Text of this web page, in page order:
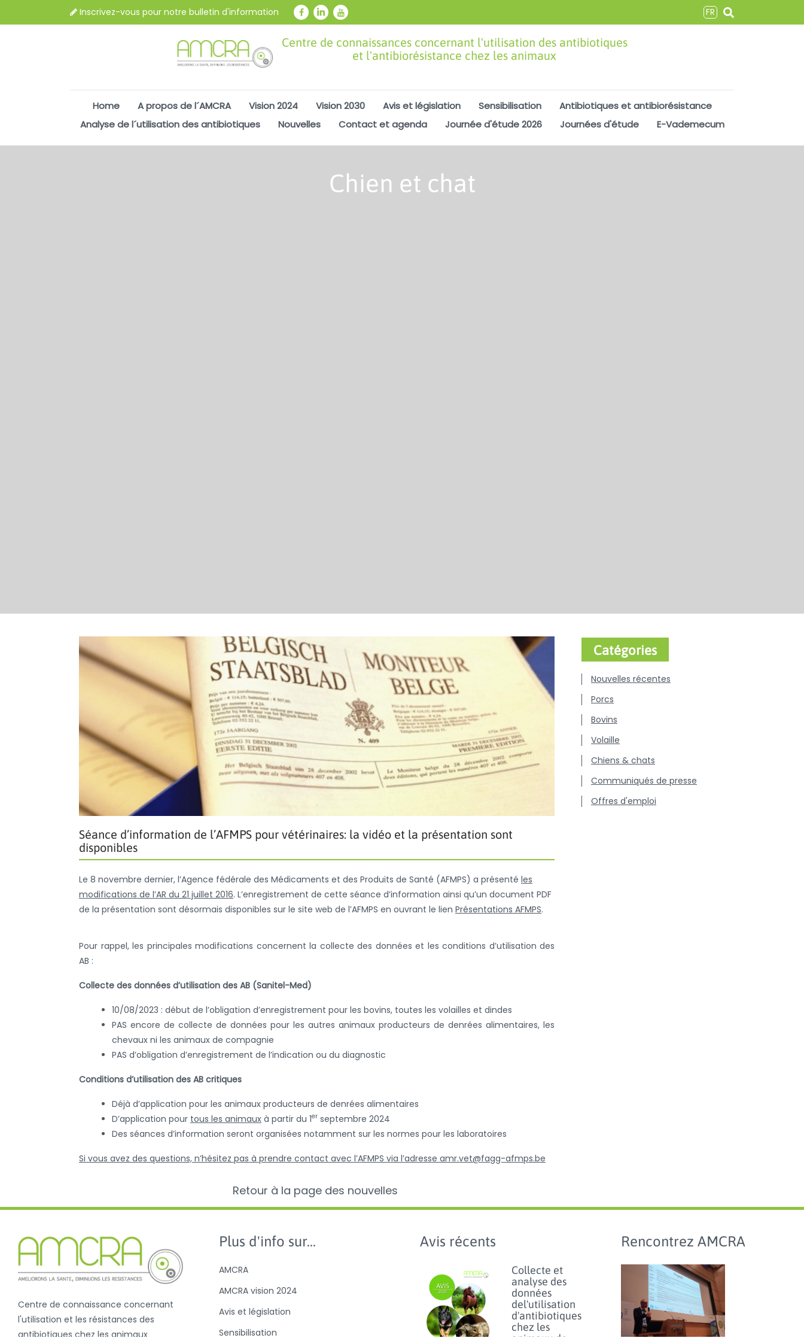
Inscrivez-vous pour notre bulletin d'information FR
Centre de connaissances concernant l'utilisation des antibiotiques
et l'antibiorésistance chez les animaux
Home A propos de l´AMCRA Vision 2024 Vision 2030 Avis et législation Sensibilisation
Antibiotiques et antibiorésistance
Analyse de l´utilisation des antibiotiques
Nouvelles Contact et agenda Journée d'étude 2026 Journées d'étude E-Vademecum
Chien et chat
Séance d’information de l’AFMPS pour vétérinaires: la vidéo et la présentation sont
disponibles
Le 8 novembre dernier, l’Agence fédérale des Médicaments et des Produits de Santé (AFMPS) a présenté les
modifications de l’AR du 21 juillet 2016. L’enregistrement de cette séance d’information ainsi qu’un document PDF
de la présentation sont désormais disponibles sur le site web de l’AFMPS en ouvrant le lien Présentations AFMPS.
Pour rappel, les principales modifications concernent la collecte des données et les conditions d’utilisation des
AB :
Collecte des données d’utilisation des AB (Sanitel-Med)
10/08/2023 : début de l’obligation d’enregistrement pour les bovins, toutes les volailles et dindes
PAS encore de collecte de données pour les autres animaux producteurs de denrées alimentaires, les
chevaux ni les animaux de compagnie
PAS d’obligation d’enregistrement de l’indication ou du diagnostic
Conditions d’utilisation des AB critiques
Déjà d’application pour les animaux producteurs de denrées alimentaires
D’application pour tous les animaux à partir du 1er septembre 2024
Des séances d’information seront organisées notamment sur les normes pour les laboratoires
Si vous avez des questions, n’hésitez pas à prendre contact avec l’AFMPS via l’adresse amr.vet@fagg-afmps.be
Retour à la page des nouvelles
Catégories
Nouvelles récentes
Porcs
Bovins
Volaille
Chiens & chats
Communiqués de presse
Offres d'emploi
Centre de connaissance concernant
l'utilisation et les résistances des
antibiotiques chez les animaux
Plus d'info sur...
AMCRA
AMCRA vision 2024
Avis et législation
Sensibilisation
Avis récents
Collecte et
analyse des
données
del'utilisation
d'antibiotiques
chez les
animaux de
Rencontrez AMCRA